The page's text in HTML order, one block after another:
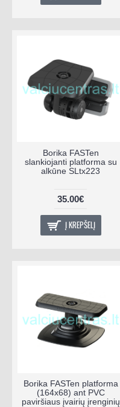
Borika FASTen
slankiojanti platforma su
alkūne SLtx223
35.00€
Į KREPŠELĮ
Borika FASTen platforma
(164x68) ant PVC
paviršiaus įvairių įrenginių